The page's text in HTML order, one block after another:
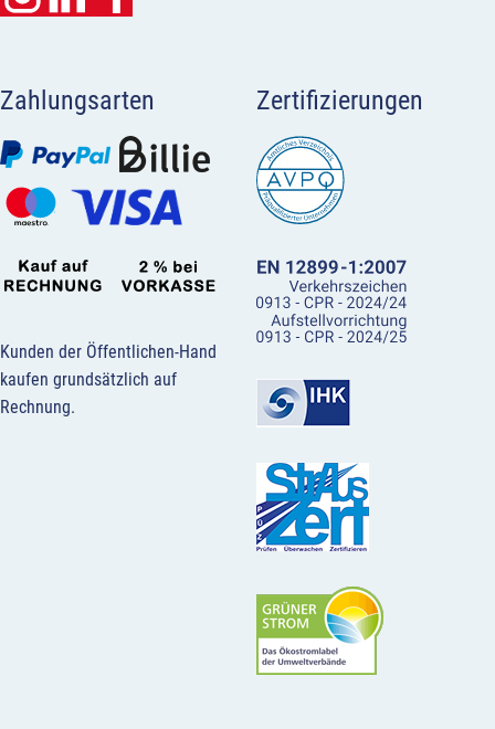
Zahlungsarten
Kunden der Öffentlichen-Hand
kaufen grundsätzlich auf
Rechnung.
Zertifizierungen